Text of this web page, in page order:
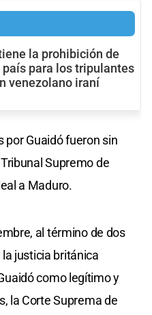
la prohibición de
para los tripulantes
venezolano iraní
Guaidó fueron sin
Supremo de
a Maduro.
al término de dos
justicia británica
como legítimo y
la Corte Suprema de